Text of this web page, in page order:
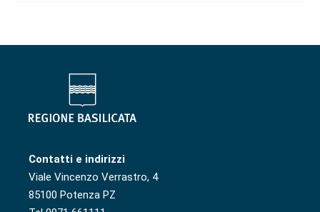
Contatti e indirizzi
Viale Vincenzo Verrastro, 4
85100 Potenza PZ